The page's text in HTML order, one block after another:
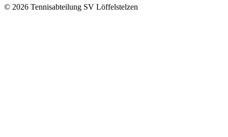
© 2026 Tennisabteilung SV Löffelstelzen